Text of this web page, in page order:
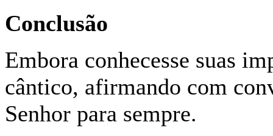
Conclusão
Embora conhecesse suas
cântico, afirmando com
Senhor para sempre.